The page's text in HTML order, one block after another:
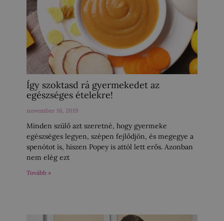
Így szoktasd rá gyermekedet az
egészséges ételekre!
november 16, 2019
Minden szülő azt szeretné, hogy gyermeke
egészséges legyen, szépen fejlődjön, és megegye a
spenótot is, hiszen Popey is attól lett erős. Azonban
nem elég ezt
Tovább »